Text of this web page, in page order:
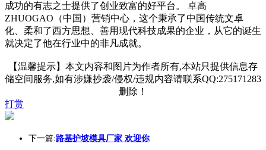
成功的有志之士提供了创业致富的好平台。 卓高
ZHUOGAO（中国）营销中心，这个秉承了中国传统文卓
化、柔和了西方思想、善用现代科技成果的企业，从它的诞生
就决定了他在行业中的非凡成就。
【温馨提示】本文内容和图片为作者所有,本站只提供信息存
储空间服务,如有涉嫌抄袭/侵权/违规内容请联系QQ:275171283
删除！
打赏
下一篇:路基护坡模具厂家 欢迎你